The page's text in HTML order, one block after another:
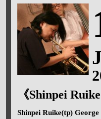
《Shinpei
Shinpei Ruike(tp)